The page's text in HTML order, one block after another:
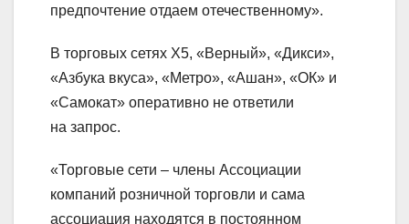
предпочтение отдаем отечественному».
В торговых сетях X5, «Верный», «Дикси»,
«Азбука вкуса», «Метро», «Ашан», «ОК» и
«Самокат» оперативно не ответили
на запрос.
«Торговые сети – члены Ассоциации
компаний розничной торговли и сама
ассоциация находятся в постоянном